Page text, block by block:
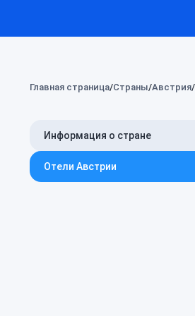
Главная страница Страны Австрия
Информация о стране
Отели Австрии